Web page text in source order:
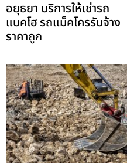
อยุธยา บริการให้เช่ารถ
แบคโฮ รถแม็คโครรับจ้าง
ราคาถูก